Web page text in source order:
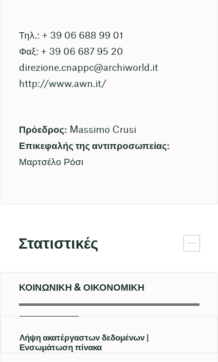
Τηλ.: + 39 06 688 99 01
Φαξ: + 39 06 687 95 20
direzione.cnappc@archiworld.it
http://www.awn.it/
Πρόεδρος: Massimo Crusi
Επικεφαλής της αντιπροσωπείας:
Μαρτσέλο Ρόσι
Στατιστικές
ΚΟΙΝΩΝΙΚΗ & ΟΙΚΟΝΟΜΙΚΗ
Λήψη ακατέργαστων δεδομένων
Ενσωμάτωση πίνακα